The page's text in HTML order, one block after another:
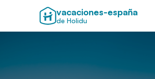
vacaciones-españa
de Holidu